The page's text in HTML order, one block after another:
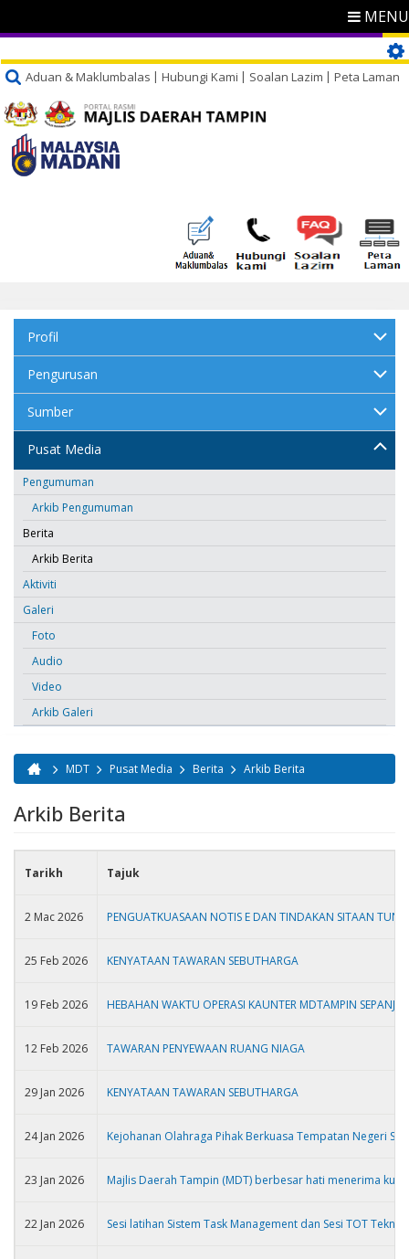
MENU
Aduan & Maklumbalas Hubungi Kami Soalan Lazim Peta Laman
Profil
Pengurusan
Sumber
Pusat Media
Pengumuman
Arkib Pengumuman
Berita
Arkib Berita
Aktiviti
Galeri
Foto
Audio
Video
Arkib Galeri
Anda di sini
MDT Pusat Media Berita Arkib Berita
Arkib Berita
Tarikh Tajuk
2 Mac 2026 PENGUATKUASAAN NOTIS E DAN TINDAKAN SITAAN
25 Feb 2026 KENYATAAN TAWARAN SEBUTHARGA
19 Feb 2026 HEBAHAN WAKTU OPERASI KAUNTER MDTAMPIN
12 Feb 2026 TAWARAN PENYEWAAN RUANG NIAGA
29 Jan 2026 KENYATAAN TAWARAN SEBUTHARGA
24 Jan 2026 Kejohanan Olahraga Pihak Berkuasa Tempatan Negeri
23 Jan 2026 Majlis Daerah Tampin (MDT) berbesar hati menerima
22 Jan 2026 Sesi latihan Sistem Task Management dan Sesi TOT